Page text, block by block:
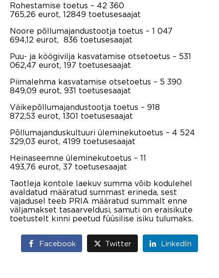
Rohestamise toetus – 42 360
765,26 eurot, 12849 toetusesaajat
Noore põllumajandustootja toetus – 1 047
694,12 eurot, 836 toetusesaajat
Puu- ja köögivilja kasvatamise otsetoetus – 531
062,47 eurot, 197 toetusesaajat
Piimalehma kasvatamise otsetoetus – 5 390
849,09 eurot, 931 toetusesaajat
Väikepõllumajandustootja toetus – 918
872,53 eurot, 1301 toetusesaajat
Põllumajanduskultuuri üleminekutoetus – 4 524
329,03 eurot, 4199 toetusesaajat
Heinaseemne üleminekutoetus – 11
493,76 eurot, 37 toetusesaajat
Taotleja kontole laekuv summa võib kodulehel
avaldatud määratud summast erineda, sest
vajadusel teeb PRIA määratud summalt enne
väljamakset tasaarveldusi, samuti on eraisikute
toetustelt kinni peetud füüsilise isiku tulumaks.
Facebook Twitter LinkedIn